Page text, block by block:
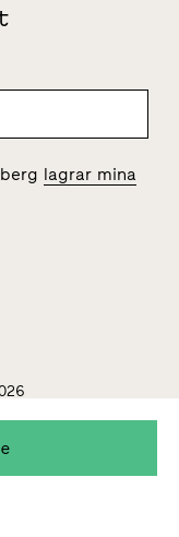
lagrar mina